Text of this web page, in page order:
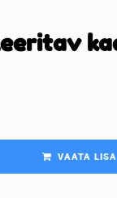
VAATA LISA